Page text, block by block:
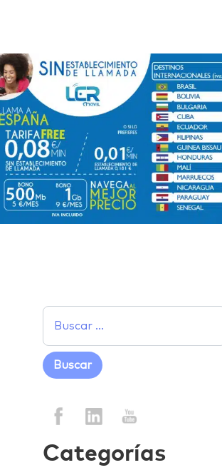
Categorías